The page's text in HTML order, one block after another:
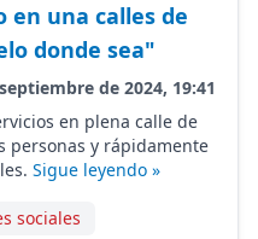
en una calles de
donde sea"
de 2024, 19:41
en plena calle de
personas y rápidamente
Sigue leyendo »
sociales